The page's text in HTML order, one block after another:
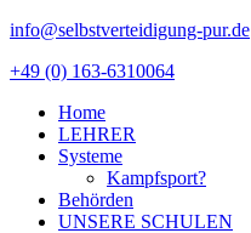
info@selbstverteidigung-pur.de
+49 (0) 163-6310064
Home
LEHRER
Systeme
Kampfsport?
Behörden
UNSERE SCHULEN